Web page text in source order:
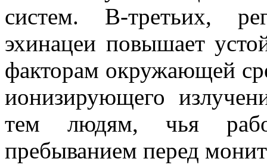
систем. В-третьих,
эхинацеи повышает
факторам окружающей
ионизирующего
тем людям, чья
пребыванием перед